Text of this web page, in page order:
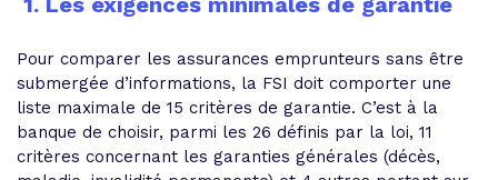
Pour comparer les assurances emprunteurs sans être
submergée d’informations, la FSI doit comporter une
liste maximale de 15 critères de garantie. C’est à la
banque de choisir, parmi les 26 définis par la loi, 11
critères concernant les garanties générales (décès,